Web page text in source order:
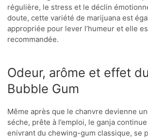
régulière, le stress et le déclin
doute, cette variété de marijuana est
appropriée pour lever l’humeur et elle
recommandée.
Odeur, arôme et effet
Bubble Gum
Même après que le chanvre devienne
séche, prête à l’emploi, le ganja continue
enivrant du chewing-gum classique, se